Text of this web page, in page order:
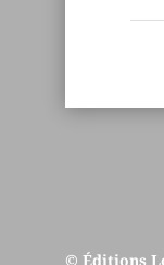
© Éditions